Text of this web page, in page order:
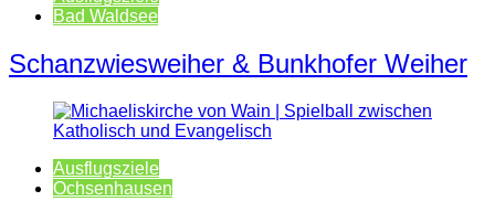
Bad Waldsee
Schanzwiesweiher & Bunkhofer Weiher
Ausflugsziele
Ochsenhausen